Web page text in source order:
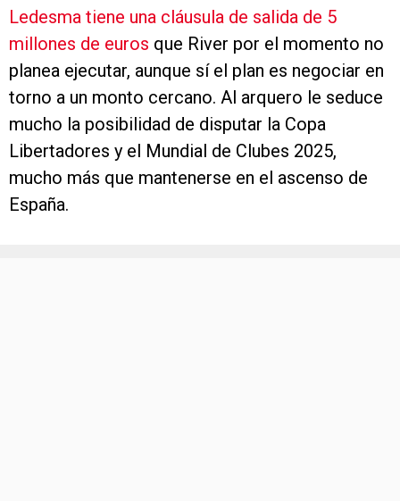
Ledesma tiene una cláusula de salida de 5
millones de euros que River por el momento no
planea ejecutar, aunque sí el plan es negociar en
torno a un monto cercano. Al arquero le seduce
mucho la posibilidad de disputar la Copa
Libertadores y el Mundial de Clubes 2025,
mucho más que mantenerse en el ascenso de
España.